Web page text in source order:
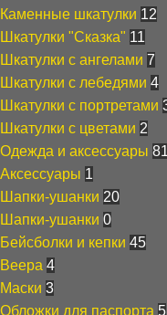
Каменные шкатулки 12
Шкатулки "Сказка" 11
Шкатулки с ангелами 7
Шкатулки с лебедями 4
Шкатулки с портретами
Шкатулки с цветами 2
Одежда и аксессуары 81
Аксессуары 1
Шапки-ушанки 20
Шапки-ушанки 0
Бейсболки и кепки 45
Веера 4
Маски 3
Обложки для паспорта 5